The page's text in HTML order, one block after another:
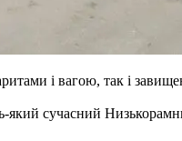
і вагою, так і
сучасний